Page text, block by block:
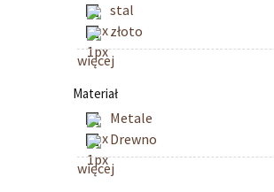
stal
złoto
więcej
Materiał
Metale
Drewno
więcej